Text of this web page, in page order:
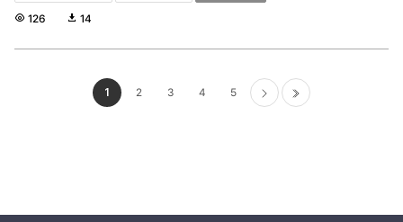
조
126
다
드
14
1 2 3 4 5